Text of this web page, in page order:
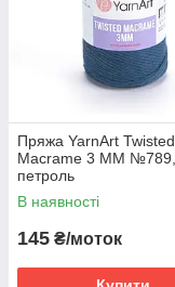
Пряжа YarnArt Twisted
Macrame 3 MM №789,
петроль
В наявності
145 ₴/моток